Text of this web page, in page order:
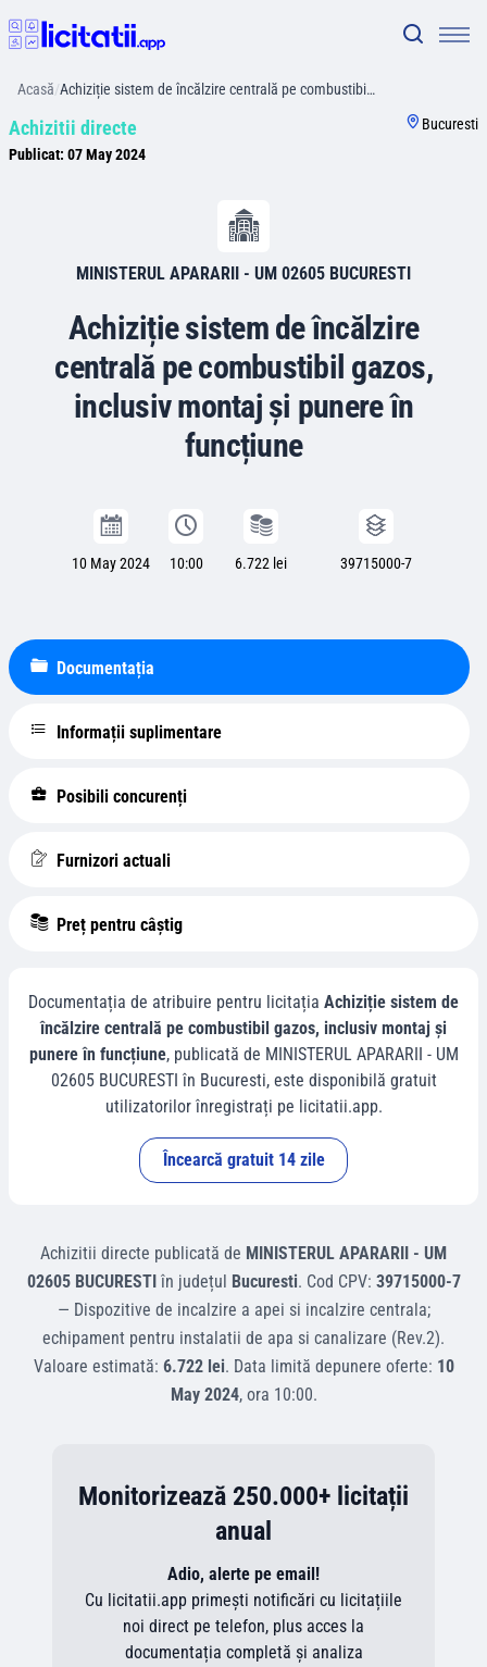
Acasă/Achiziție sistem de încălzire centrală pe combustibi…
Achizitii directe
Publicat: 07 May 2024
Bucuresti
MINISTERUL APARARII - UM 02605 BUCURESTI
Achiziție sistem de încălzire
centrală pe combustibil gazos,
inclusiv montaj și punere în
funcțiune
10 May 2024 10:00 6.722 lei 39715000-7
Documentația
Informații suplimentare
Posibili concurenți
Furnizori actuali
Preț pentru câștig
Documentația de atribuire pentru licitația Achiziție sistem de
încălzire centrală pe combustibil gazos, inclusiv montaj și
punere în funcțiune, publicată de MINISTERUL APARARII - UM
02605 BUCURESTI în Bucuresti, este disponibilă gratuit
utilizatorilor înregistrați pe licitatii.app.
Încearcă gratuit 14 zile
Achizitii directe publicată de MINISTERUL APARARII - UM
02605 BUCURESTIîn județul Bucuresti. Cod CPV: 39715000-7
— Dispozitive de incalzire a apei si incalzire centrala;
echipament pentru instalatii de apa si canalizare (Rev.2).
Valoare estimată: 6.722 lei. Data limită depunere oferte: 10
May 2024, ora 10:00.
Monitorizează 250.000+ licitații
anual
Adio, alerte pe email!
Cu licitatii.app primești notificări cu licitațiile
noi direct pe telefon, plus acces la
documentația completă și analiza